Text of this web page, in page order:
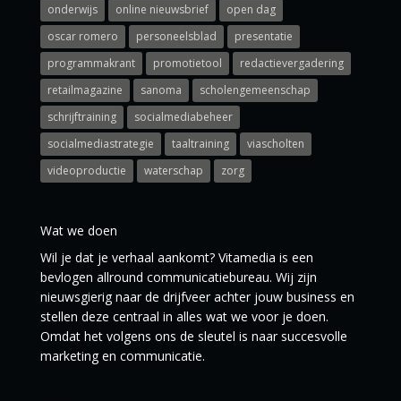
onderwijs
online nieuwsbrief
open dag
oscar romero
personeelsblad
presentatie
programmakrant
promotietool
redactievergadering
retailmagazine
sanoma
scholengemeenschap
schrijftraining
socialmediabeheer
socialmediastrategie
taaltraining
viascholten
videoproductie
waterschap zorg
Wat we doen
Wil je dat je verhaal aankomt? Vitamedia is een
bevlogen allround communicatiebureau. Wij zijn
nieuwsgierig naar de drijfveer achter jouw business en
stellen deze centraal in alles wat we voor je doen.
Omdat het volgens ons de sleutel is naar succesvolle
marketing en communicatie.